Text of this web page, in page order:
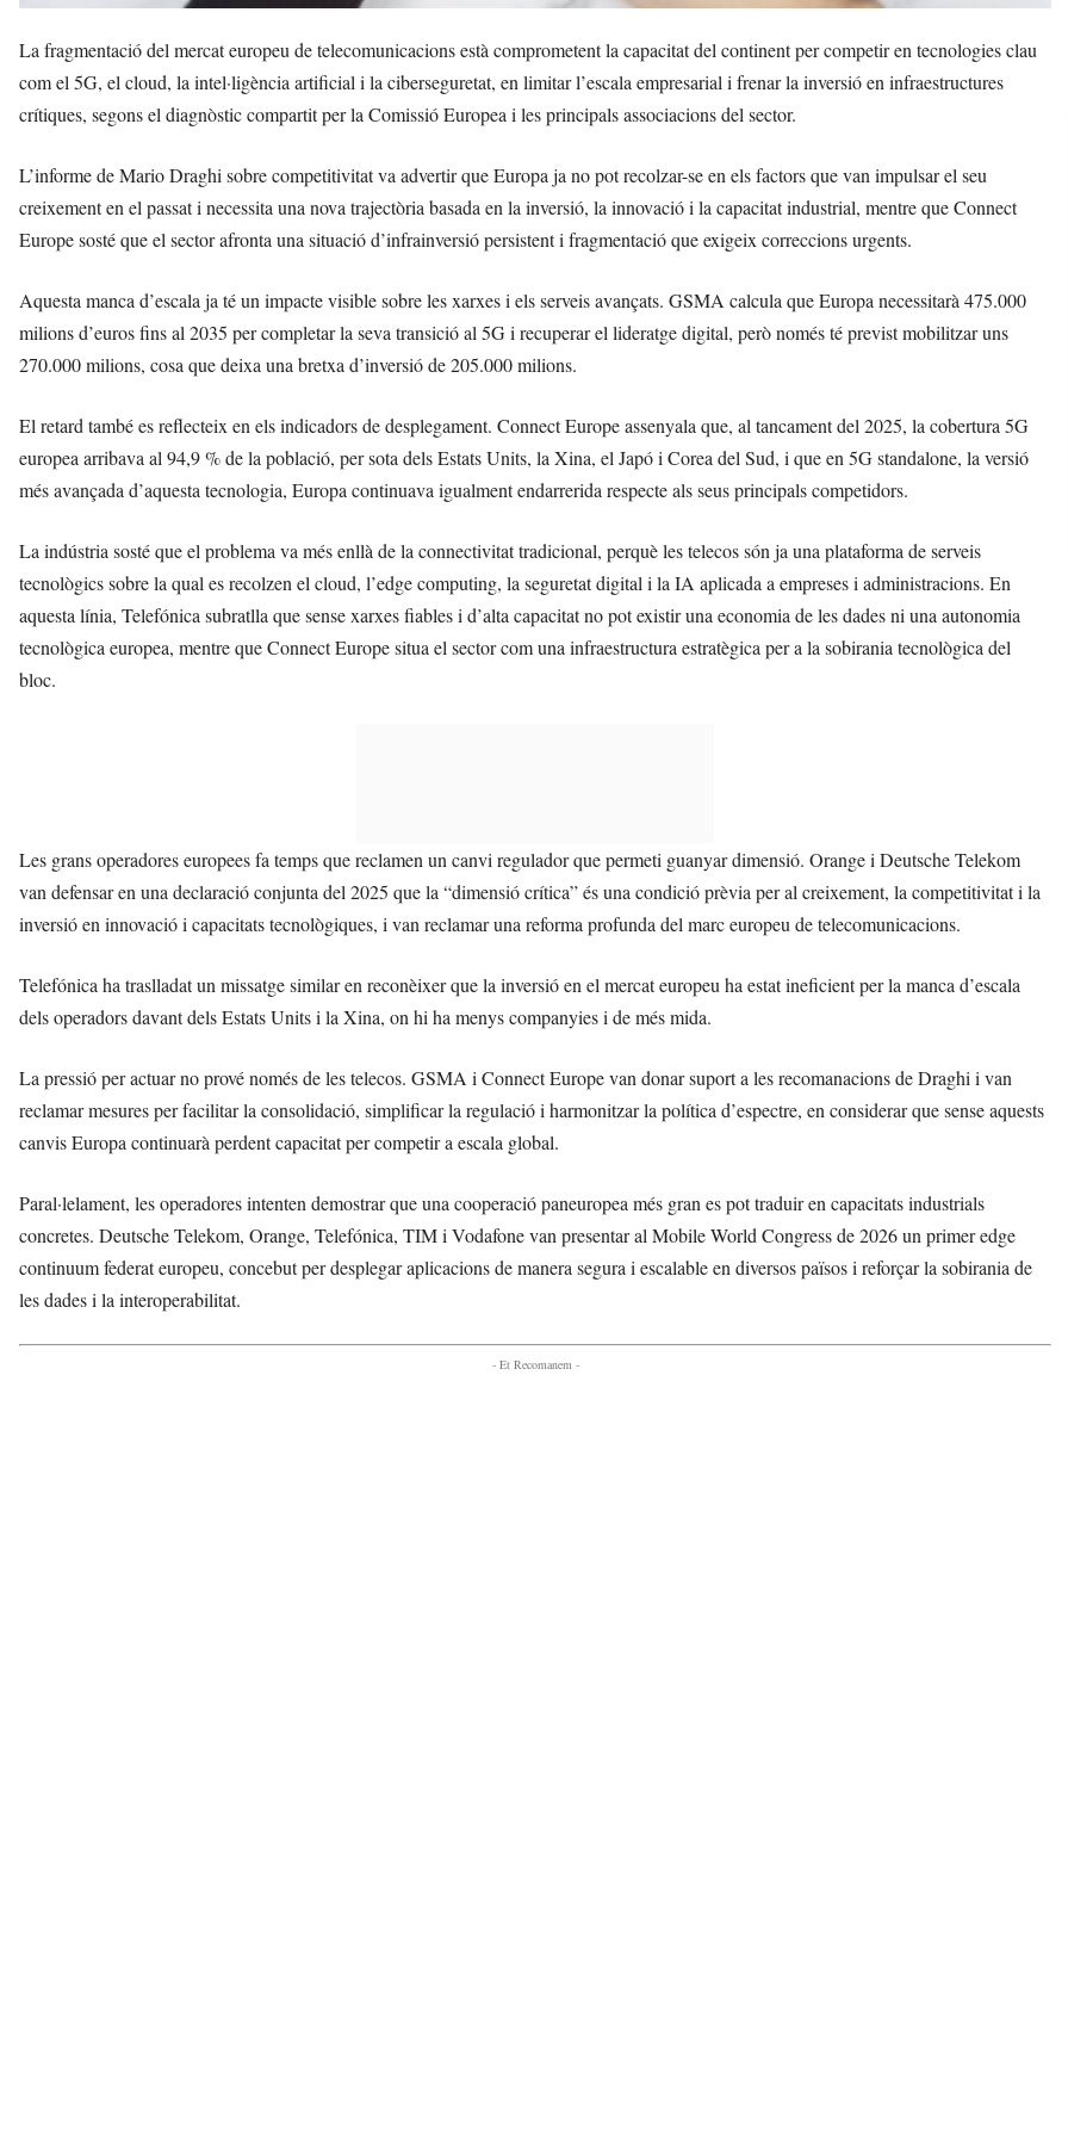
La fragmentació del mercat europeu de telecomunicacions està comprometent la capacitat del continent per competir en tecnologies clau
com el 5G, el cloud, la intel·ligència artificial i la ciberseguretat, en limitar l’escala empresarial i frenar la inversió en infraestructures
crítiques, segons el diagnòstic compartit per la Comissió Europea i les principals associacions del sector.
L’informe de Mario Draghi sobre competitivitat va advertir que Europa ja no pot recolzar-se en els factors que van impulsar el seu
creixement en el passat i necessita una nova trajectòria basada en la inversió, la innovació i la capacitat industrial, mentre que Connect
Europe sosté que el sector afronta una situació d’infrainversió persistent i fragmentació que exigeix correccions urgents.
Aquesta manca d’escala ja té un impacte visible sobre les xarxes i els serveis avançats. GSMA calcula que Europa necessitarà 475.000
milions d’euros fins al 2035 per completar la seva transició al 5G i recuperar el lideratge digital, però només té previst mobilitzar uns
270.000 milions, cosa que deixa una bretxa d’inversió de 205.000 milions.
El retard també es reflecteix en els indicadors de desplegament. Connect Europe assenyala que, al tancament del 2025, la cobertura 5G
europea arribava al 94,9 % de la població, per sota dels Estats Units, la Xina, el Japó i Corea del Sud, i que en 5G standalone, la versió
més avançada d’aquesta tecnologia, Europa continuava igualment endarrerida respecte als seus principals competidors.
La indústria sosté que el problema va més enllà de la connectivitat tradicional, perquè les telecos són ja una plataforma de serveis
tecnològics sobre la qual es recolzen el cloud, l’edge computing, la seguretat digital i la IA aplicada a empreses i administracions. En
aquesta línia, Telefónica subratlla que sense xarxes fiables i d’alta capacitat no pot existir una economia de les dades ni una autonomia
tecnològica europea, mentre que Connect Europe situa el sector com una infraestructura estratègica per a la sobirania tecnològica del
bloc.
Les grans operadores europees fa temps que reclamen un canvi regulador que permeti guanyar dimensió. Orange i Deutsche Telekom
van defensar en una declaració conjunta del 2025 que la “dimensió crítica” és una condició prèvia per al creixement, la competitivitat i la
inversió en innovació i capacitats tecnològiques, i van reclamar una reforma profunda del marc europeu de telecomunicacions.
Telefónica ha traslladat un missatge similar en reconèixer que la inversió en el mercat europeu ha estat ineficient per la manca d’escala
dels operadors davant dels Estats Units i la Xina, on hi ha menys companyies i de més mida.
La pressió per actuar no prové només de les telecos. GSMA i Connect Europe van donar suport a les recomanacions de Draghi i van
reclamar mesures per facilitar la consolidació, simplificar la regulació i harmonitzar la política d’espectre, en considerar que sense aquests
canvis Europa continuarà perdent capacitat per competir a escala global.
Paral·lelament, les operadores intenten demostrar que una cooperació paneuropea més gran es pot traduir en capacitats industrials
concretes. Deutsche Telekom, Orange, Telefónica, TIM i Vodafone van presentar al Mobile World Congress de 2026 un primer edge
continuum federat europeu, concebut per desplegar aplicacions de manera segura i escalable en diversos països i reforçar la sobirania de
les dades i la interoperabilitat.
- Et Recomanem -